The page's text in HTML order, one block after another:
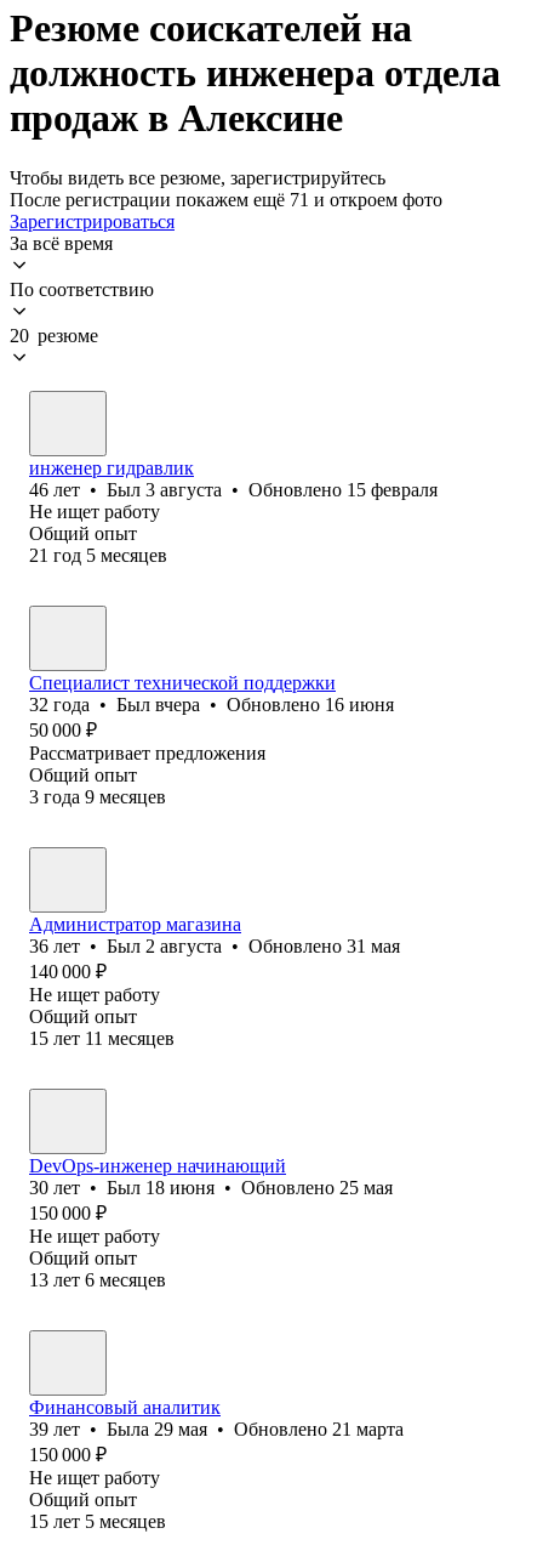
Резюме соискателей на
должность инженера отдела
продаж в Алексине
Чтобы видеть все резюме, зарегистрируйтесь
После регистрации покажем ещё 71 и откроем фото
Зарегистрироваться
За всё время
По соответствию
20 резюме
инженер гидравлик
46 лет • Был 3 августа • Обновлено 15 февраля
Не ищет работу
Общий опыт
21 год 5 месяцев
Специалист технической поддержки
32 года • Был вчера • Обновлено 16 июня
50 000 ₽
Рассматривает предложения
Общий опыт
3 года 9 месяцев
Администратор магазина
36 лет • Был 2 августа • Обновлено 31 мая
140 000 ₽
Не ищет работу
Общий опыт
15 лет 11 месяцев
DevOps-инженер начинающий
30 лет • Был 18 июня • Обновлено 25 мая
150 000 ₽
Не ищет работу
Общий опыт
13 лет 6 месяцев
Финансовый аналитик
39 лет • Была 29 мая • Обновлено 21 марта
150 000 ₽
Не ищет работу
Общий опыт
15 лет 5 месяцев